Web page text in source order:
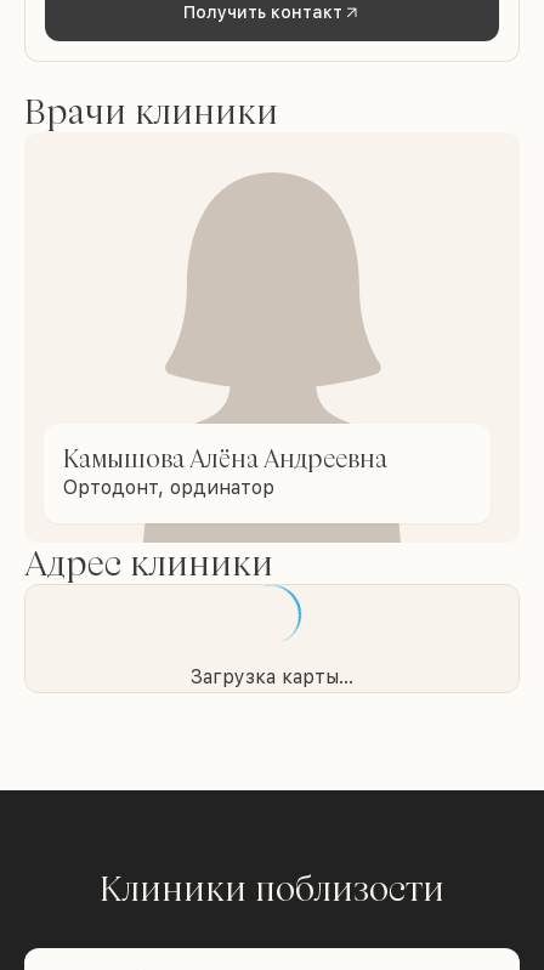
Получить контакт
Врачи клиники
Камышова Алёна Андреевна
Ортодонт, ординатор
Адрес клиники
Загрузка карты...
Клиники поблизости